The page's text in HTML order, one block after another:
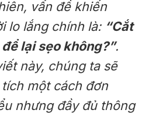
vấn đề khiến
lo lắng chính là: “Cắt
lại sẹo không?”.
này, chúng ta sẽ
một cách đơn
nhưng đầy đủ thông